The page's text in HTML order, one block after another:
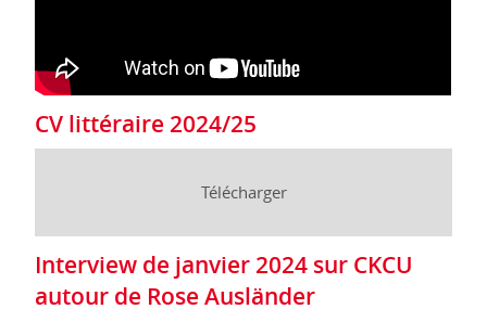
CV littéraire 2024/25
Télécharger
Interview de janvier 2024 sur CKCU
autour de Rose Ausländer